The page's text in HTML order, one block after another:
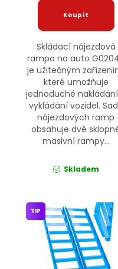
Skládací nájezdová
rampa na auto
je užitečným
které umožňuje
jednoduché
vykládání vozidel.
nájezdových ramp
obsahuje dvě
masivní rampy...
Skladem
TIP